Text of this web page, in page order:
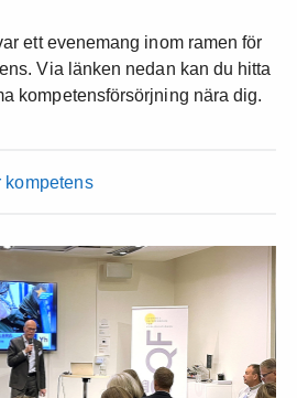
ett evenemang inom ramen för
Via länken nedan kan du hitta
kompetensförsörjning nära dig.
kompetens